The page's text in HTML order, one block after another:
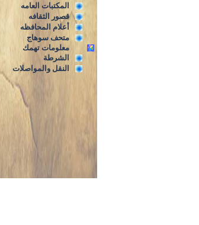
المكتبات العامه
قصور الثقافه
أعلام المحافظه
متحف سوهاج
معلومات تهمك
الشرطة
النقل والمواصلات